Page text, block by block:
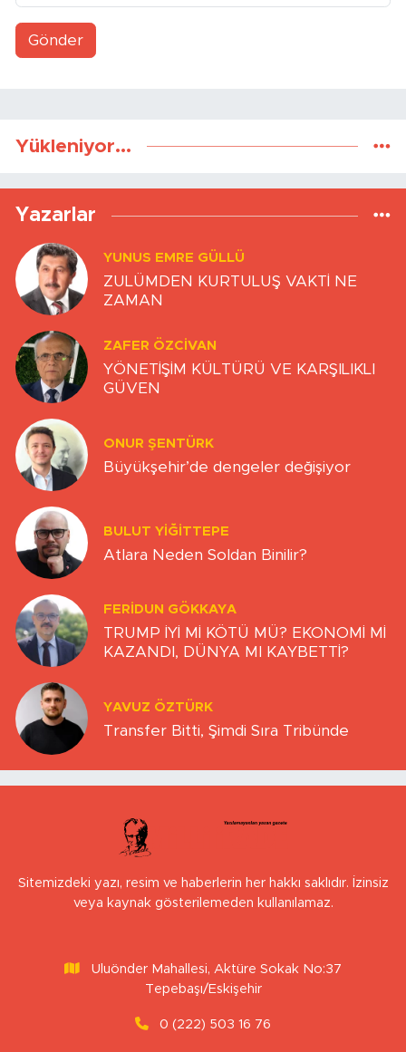
Gönder
Yükleniyor...
Yazarlar
YUNUS EMRE GÜLLÜ
ZULÜMDEN KURTULUŞ VAKTİ NE
ZAMAN
ZAFER ÖZCIVAN
YÖNETİŞİM KÜLTÜRÜ VE KARŞILIKLI
GÜVEN
ONUR ŞENTÜRK
Büyükşehir’de dengeler değişiyor
BULUT YİĞİTTEPE
Atlara Neden Soldan Binilir?
FERIDUN GÖKKAYA
TRUMP İYİ Mİ KÖTÜ MÜ? EKONOMİ Mİ
KAZANDI, DÜNYA MI KAYBETTİ?
YAVUZ ÖZTÜRK
Transfer Bitti, Şimdi Sıra Tribünde
Sitemizdeki yazı, resim ve haberlerin her hakkı saklıdır. İzinsiz
veya kaynak gösterilemeden kullanılamaz.
Uluönder Mahallesi, Aktüre Sokak No:37
Tepebaşı/Eskişehir
0 (222) 503 16 76